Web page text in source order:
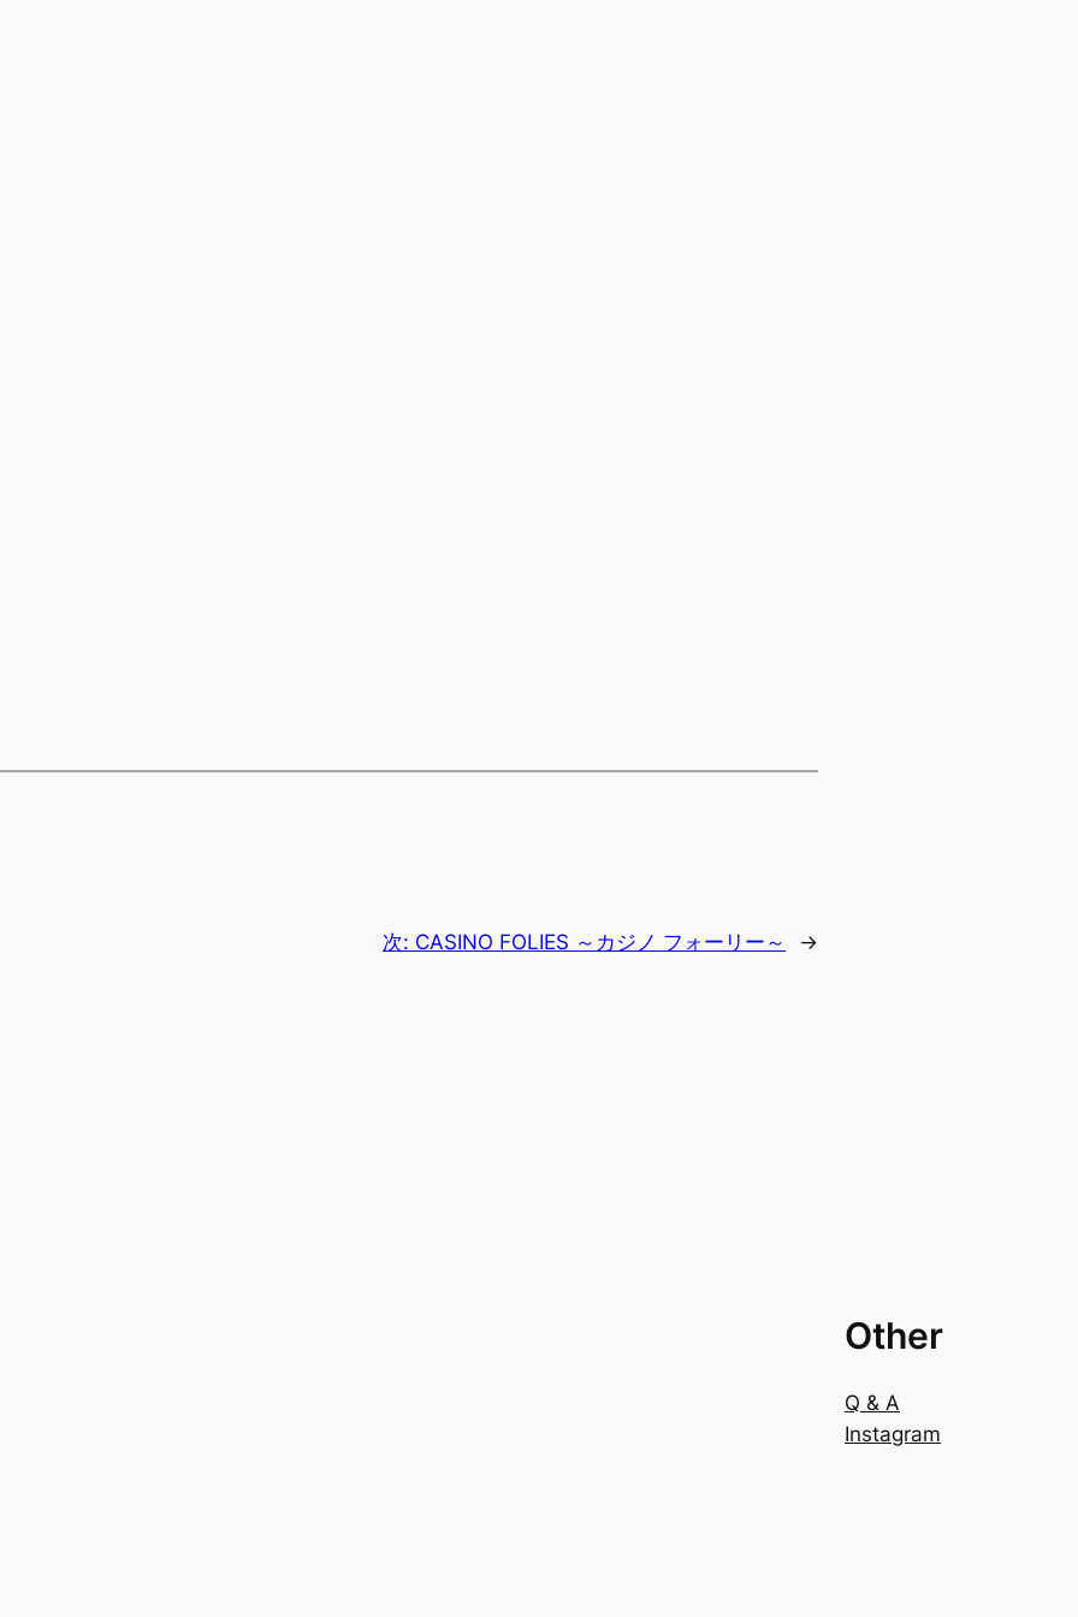
次: CASINO FOLIES ～カジノ フォーリー～ →
Other
Q & A
Instagram